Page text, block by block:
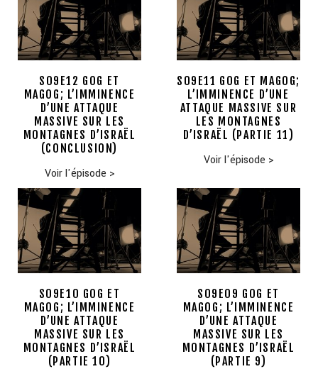
S09E12 GOG ET
MAGOG; L’IMMINENCE
D’UNE ATTAQUE
MASSIVE SUR LES
MONTAGNES D’ISRAËL
(CONCLUSION)
Voir l'épisode >
S09E11 GOG ET MAGOG;
L’IMMINENCE D’UNE
ATTAQUE MASSIVE SUR
LES MONTAGNES
D’ISRAËL (PARTIE 11)
Voir l'épisode >
S09E10 GOG ET
MAGOG; L’IMMINENCE
D’UNE ATTAQUE
MASSIVE SUR LES
MONTAGNES D’ISRAËL
(PARTIE 10)
S09E09 GOG ET
MAGOG; L’IMMINENCE
D’UNE ATTAQUE
MASSIVE SUR LES
MONTAGNES D’ISRAËL
(PARTIE 9)